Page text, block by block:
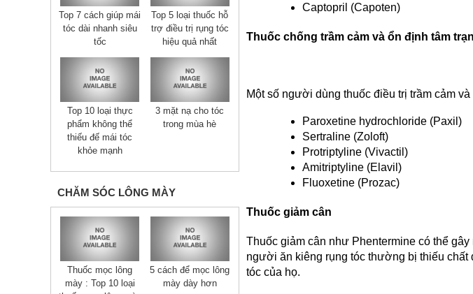
Top 7 cách giúp mái
tóc dài nhanh siêu
tốc
Top 5 loại thuốc hỗ
trợ điều trị rụng tóc
hiệu quả nhất
Top 10 loại thực
phẩm không thể
thiếu đế mái tóc
khỏe mạnh
3 mặt nạ cho tóc
trong mùa hè
CHĂM SÓC LÔNG MÀY
Thuốc mọc lông
mày : Top 10 loại
5 cách để mọc lông
mày dày hơn
Captopril (Capoten)
Thuốc chống trầm cảm và ổn định tâm
Một số người dùng thuốc điều trị trầm cảm
Paroxetine hydrochloride (Paxil)
Sertraline (Zoloft)
Protriptyline (Vivactil)
Amitriptyline (Elavil)
Fluoxetine (Prozac)
Thuốc giảm cân
Thuốc giảm cân như Phentermine có thể
người ăn kiêng rụng tóc thường bị thiếu chất
tóc của họ.